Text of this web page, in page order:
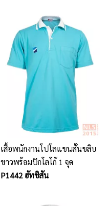
เสื้อพนักงานโปโลแขนสั้นขลิบ
ขาวพร้อมปักโลโก้ 1 จุด
P1442 ฮัทชิสัน